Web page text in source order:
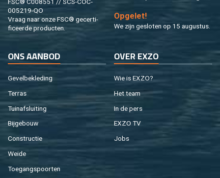
005219-QO
Vraag naar onze FSC® ge­cer­ti­
fi­ceer­de pro­duc­ten.
Op­ge­let!
We zijn ge­slo­ten op 15 au­gus­tus.
ONS AAN­BOD
Ge­vel­be­kle­ding
Ter­ras
Tuin­af­slui­ting
Bij­ge­bouw
Con­struc­tie
Weide
Toe­gangs­poor­ten
OVER EXZO
Wie is EXZO?
Het team
In de pers
EXZO TV
Jobs